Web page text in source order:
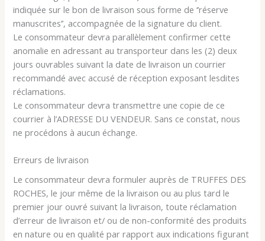
indiquée sur le bon de livraison sous forme de ‘’réserve
manuscrites’’, accompagnée de la signature du client.
Le consommateur devra parallèlement confirmer cette
anomalie en adressant au transporteur dans les (2) deux
jours ouvrables suivant la date de livraison un courrier
recommandé avec accusé de réception exposant lesdites
réclamations.
Le consommateur devra transmettre une copie de ce
courrier à l’ADRESSE DU VENDEUR. Sans ce constat, nous
ne procédons à aucun échange.
Erreurs de livraison
Le consommateur devra formuler auprès de TRUFFES DES
ROCHES, le jour même de la livraison ou au plus tard le
premier jour ouvré suivant la livraison, toute réclamation
d’erreur de livraison et/ ou de non-conformité des produits
en nature ou en qualité par rapport aux indications figurant